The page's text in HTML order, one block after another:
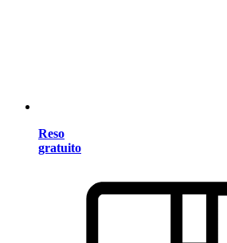
Reso
gratuito